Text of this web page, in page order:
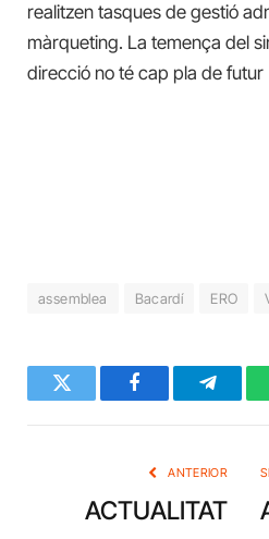
realitzen tasques de gestió
màrqueting. La temença del
direcció no té cap pla de futur
assemblea Bacardí ERO
Twitter Facebook
ANTERIOR
ACTUALITAT